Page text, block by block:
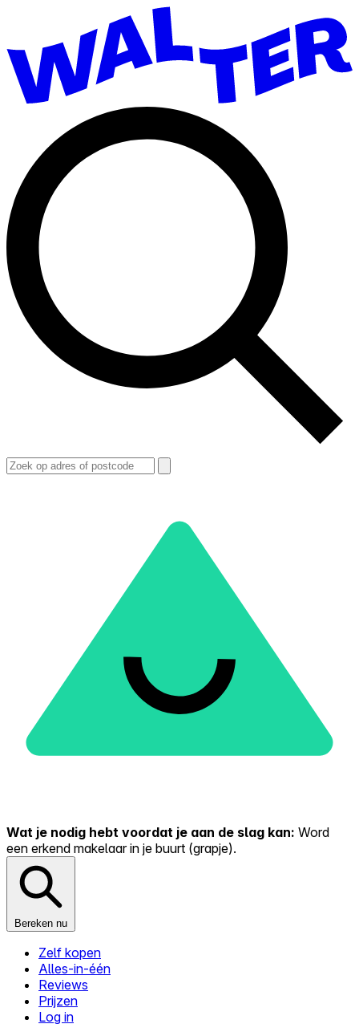
Wat je nodig hebt voordat je aan de slag kan: Word
een erkend makelaar in je buurt (grapje).
Bereken nu
Zelf kopen
Alles-in-één
Reviews
Prijzen
Log in